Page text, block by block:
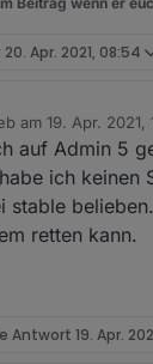
20. Apr. 2021, 08:54
am 19. Apr. 2021,
editiert von
auf Admin 5
ich
stable
retten kann.
Antwort 19. Apr.